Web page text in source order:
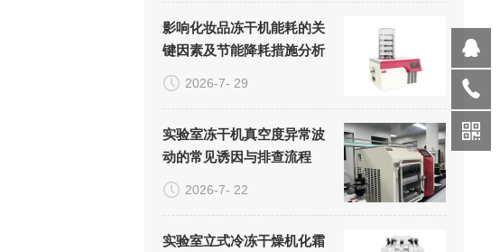
影响化妆品冻干机能耗的关
键因素及节能降耗措施分析
2026-7- 29
实验室冻干机真空度异常波
动的常见诱因与排查流程
2026-7- 22
实验室立式冷冻干燥机化霜